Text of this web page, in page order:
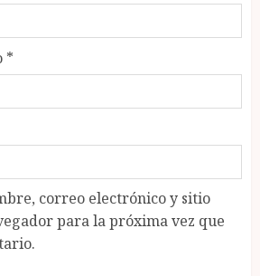
*
correo electrónico y sitio
para la próxima vez que